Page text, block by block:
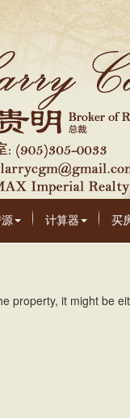
计算器 买
property, it might be